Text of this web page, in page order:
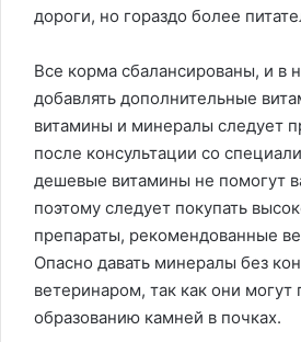
дороги, но гораздо более
Все корма сбалансированы, и в
добавлять дополнительные
витамины и минералы следует
после консультации со
дешевые витамины не помогут
поэтому следует покупать
препараты, рекомендованные
Опасно давать минералы без
ветеринаром, так как они могут
образованию камней в почках.